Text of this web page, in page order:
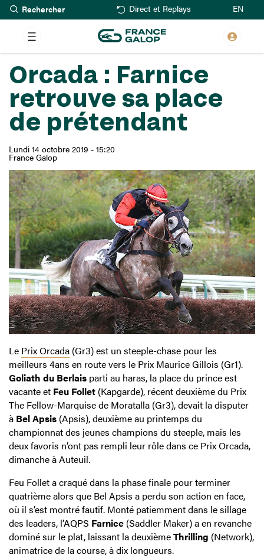
Aller
au
contenu
principal
Rechercher Direct et Replays EN
Orcada : Farnice
retrouve sa place
de prétendant
Lundi 14 octobre 2019 - 15:20
France Galop
Le Prix Orcada (Gr3) est un steeple-chase pour les
meilleurs 4ans en route vers le Prix Maurice Gillois (Gr1).
Goliath du Berlais parti au haras, la place du prince est
vacante et Feu Follet (Kapgarde), récent deuxième du Prix
The Fellow-Marquise de Moratalla (Gr3), devait la disputer
à Bel Apsis (Apsis), deuxième au printemps du
championnat des jeunes champions du steeple, mais les
deux favoris n’ont pas rempli leur rôle dans ce Prix Orcada,
dimanche à Auteuil.
Feu Follet a craqué dans la phase finale pour terminer
quatrième alors que Bel Apsis a perdu son action en face,
où il s’est montré fautif. Monté patiemment dans le sillage
des leaders, l’AQPS Farnice (Saddler Maker) a en revanche
dominé sur le plat, laissant la deuxièmeThrilling (Network),
animatrice de la course, à dix longueurs.